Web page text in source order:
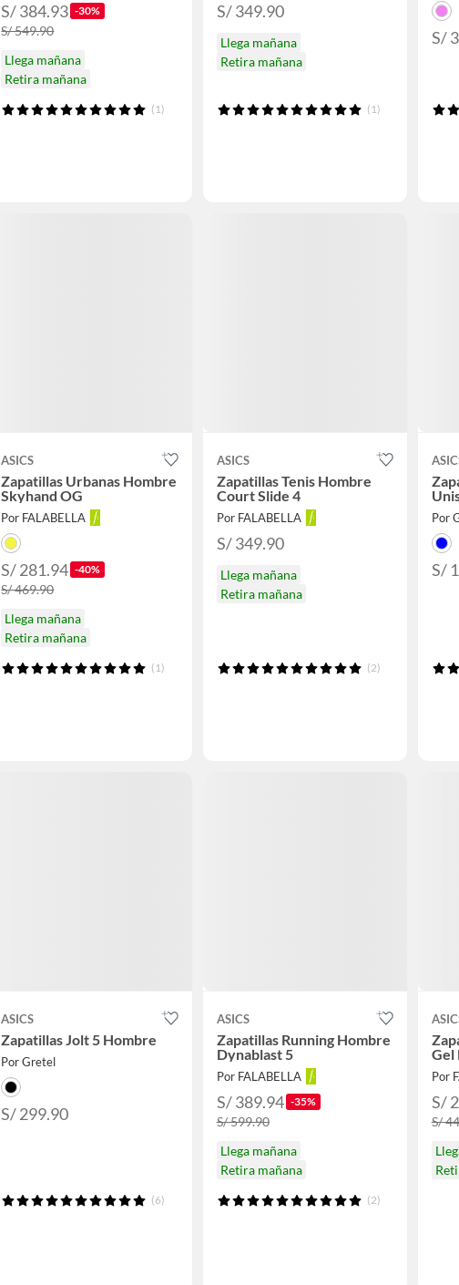
S/ 384.93 -30%
S/ 549.90
Llega mañana
Retira mañana
(1)
S/ 349.90
Llega mañana
Retira mañana
(1)
S/
ASICS
Zapatillas Urbanas Hombre
Skyhand OG
Por FALABELLA
S/ 281.94 -40%
S/ 469.90
Llega mañana
Retira mañana
(1)
ASICS
Zapatillas Tenis Hombre
Court Slide 4
Por FALABELLA
S/ 349.90
Llega mañana
Retira mañana
(2)
Por
S/
ASICS
Zapatillas Jolt 5 Hombre
Por Gretel
S/ 299.90
(6)
ASICS
Zapatillas Running Hombre
Dynablast 5
Por FALABELLA
S/ 389.94 -35%
S/ 599.90
Llega mañana
Retira mañana
(2)
Gel
Por
S/
S/